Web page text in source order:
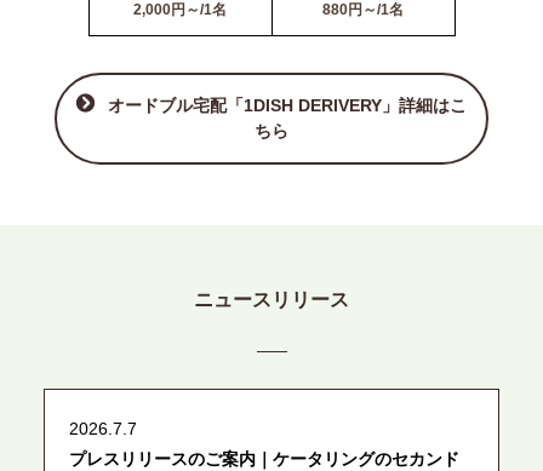
2,000円～/1名 880円～/1名
オードブル宅配「1DISH DERIVERY」詳細はこ
ちら
ニュースリリース
2026.7.7
プレスリリースのご案内｜ケータリングのセカンド